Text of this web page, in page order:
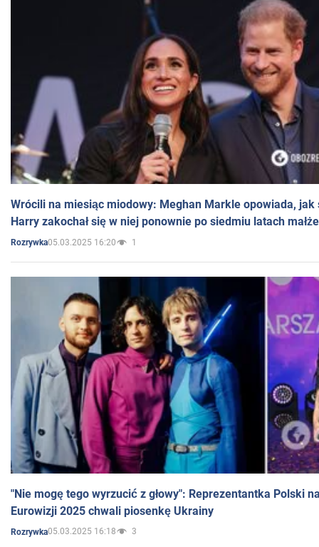
Wrócili na miesiąc miodowy: Meghan Markle opowiada, jak
Harry zakochał się w niej ponownie po siedmiu latach
Rozrywka05.03.2025 16:20 1
"Nie mogę tego wyrzucić z głowy": Reprezentantka Polski
Eurowizji 2025 chwali piosenkę Ukrainy
Rozrywka05.03.2025 16:18 3